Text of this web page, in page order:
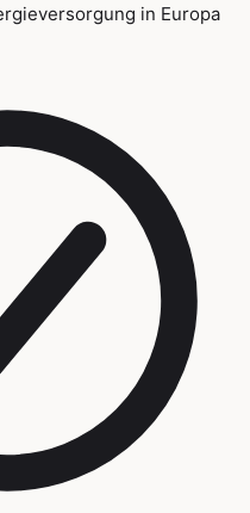
in Europa